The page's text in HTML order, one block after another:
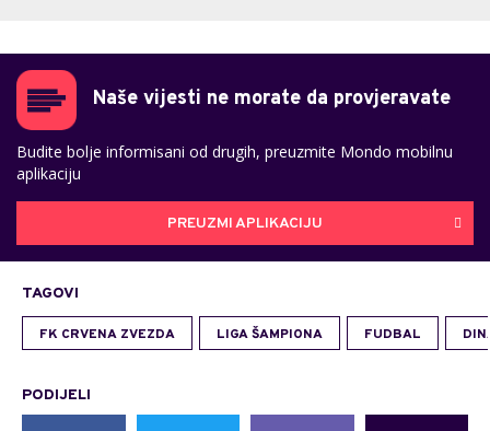
Naše vijesti ne morate da provjeravate
Budite bolje informisani od drugih, preuzmite Mondo mobilnu
aplikaciju
PREUZMI APLIKACIJU
TAGOVI
FK CRVENA ZVEZDA LIGA ŠAMPIONA FUDBAL
PODIJELI